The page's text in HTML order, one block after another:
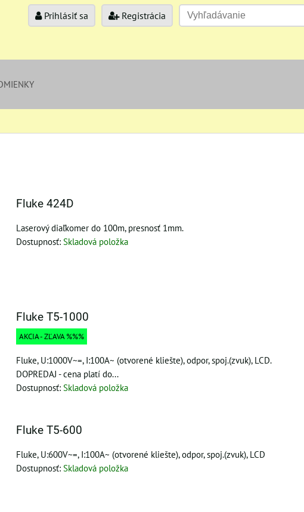
Prihlásiť sa Registrácia
Fluke 424D
Laserový diaľkomer do 100m, presnosť 1mm.
Dostupnosť: Skladová položka
Fluke T5-1000
AKCIA - ZĽAVA %%%
Fluke, U:1000V~=, I:100A~ (otvorené kliešte), odpor, spoj.(zvuk), LCD.
DOPREDAJ - cena platí do...
Dostupnosť: Skladová položka
Fluke T5-600
Fluke, U:600V~=, I:100A~ (otvorené kliešte), odpor, spoj.(zvuk), LCD
Dostupnosť: Skladová položka